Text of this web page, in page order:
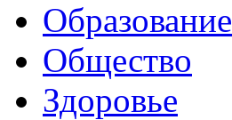
Образование
Общество
Здоровье